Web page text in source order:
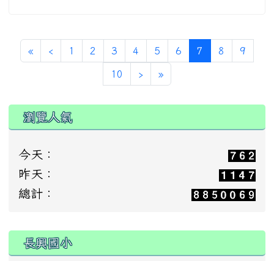
« ‹ 1 2 3 4 5 6 7 (current)
8 9
10 › »
瀏覽人氣
今天：
昨天：
總計：
:::
長興國小